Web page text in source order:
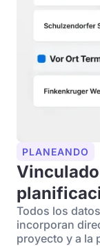
PLANEANDO
Todos los
incorporan
proyecto y a la